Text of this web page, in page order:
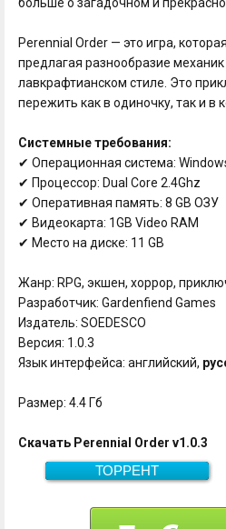
Perennial Order — это игра,
предлагая разнообразие
лавкрафтианском стиле. Это
пережить как в одиночку, так и в
Системные требования:
✔ Операционная система:
✔ Процессор: Dual Core 2.4Ghz
✔ Оперативная память: 8 GB ОЗУ
✔ Видеокарта: 1GB Video RAM
✔ Место на диске: 11 GB
Жанр: RPG, экшен, хоррор,
Разработчик: Gardenfiend Games
Издатель: SOEDESCO
Версия: 1.0.3
Язык интерфейса: английский,
Размер: 4.4 Гб
Скачать Perennial Order v1.0.3
ТОРРЕНТ
4.4 Гб
Скачать